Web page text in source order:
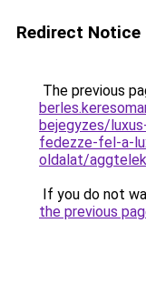
Redirect Notice
The previous
bejegyzes/
fedezze-fel-a-
oldalat/
If you do not
the previous